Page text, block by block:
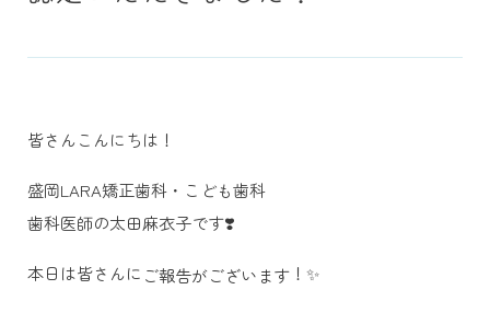
皆さんこんにちは！
盛岡LARA矯正歯科・こども歯科
歯科医師の太田麻衣子です❣️
本日は皆さんに ご報告がございます ！✨